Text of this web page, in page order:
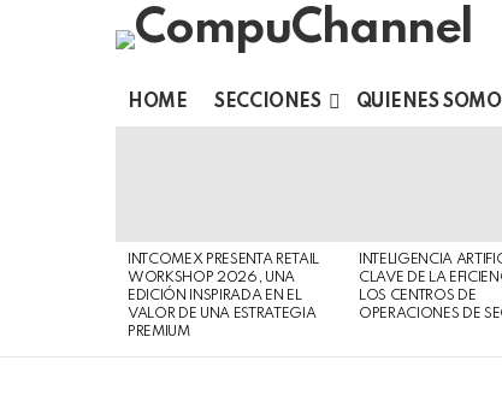
HOME SECCIONES QUIENES
INTCOMEX PRESENTA RETAIL
WORKSHOP 2026, UNA
EDICIÓN INSPIRADA EN EL
VALOR DE UNA ESTRATEGIA
PREMIUM
INTELIGENCIA
CLAVE DE LA
LOS CENTROS DE
OPERACIONES DE